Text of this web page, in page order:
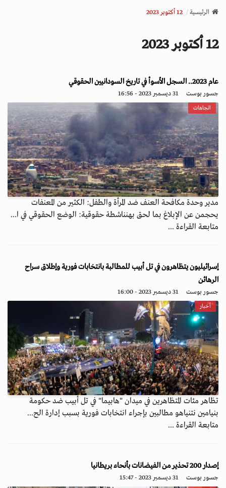
v
a
o
n
الرئيسية 12 أكتوبر 2023
12 أكتوبر 2023
عام 2023.. السجل الأسوأ في تاريخ السودانيين الحقوقي
جسور بوست 31 ديسمبر 2023 - 16:56
اتجاهات
مدير وحدة مكافحة العنف ضد المرأة والطفل: الكثير من المعنفات
يحجمن عن الإبلاغ بما لحق بهنناشطة حقوقية: الوضع الحقوقي في ا...
متابعة القراءة ...
إسرائيليون يتظاهرون في تل أبيب للمطالبة بانتخابات فورية وإطلاق سراح
الرهائن
جسور بوست 31 ديسمبر 2023 - 16:00
أخبار
تظاهر مئات المتظاهرين في ميدان "هابيما" في تل أبيب ضد حكومة
بنيامين نتنياهو مطالبين بإجراء انتخابات فورية بسبب إدارة الح...
متابعة القراءة ...
إصدار 200 تحذير من الفيضانات بأنحاء بريطانيا
جسور بوست 31 ديسمبر 2023 - 15:47